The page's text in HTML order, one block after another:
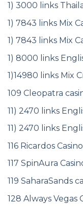
1) 3000 links
1) 7843 links Mix
1) 7843 links Mix
1) 8000 links
1)14980 links Mix
109 Cleopatra
11) 2470 links
11) 2470 links
116 Ricardos Casino
117 SpinAura
119 SaharaSands
128 Always Vegas